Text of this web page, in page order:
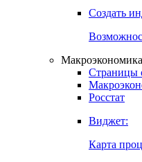
Создать
Макроэкономика
Страницы
Росстат
Виджет:
Карта